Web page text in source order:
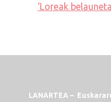
‘Loreak
LANARTEA –